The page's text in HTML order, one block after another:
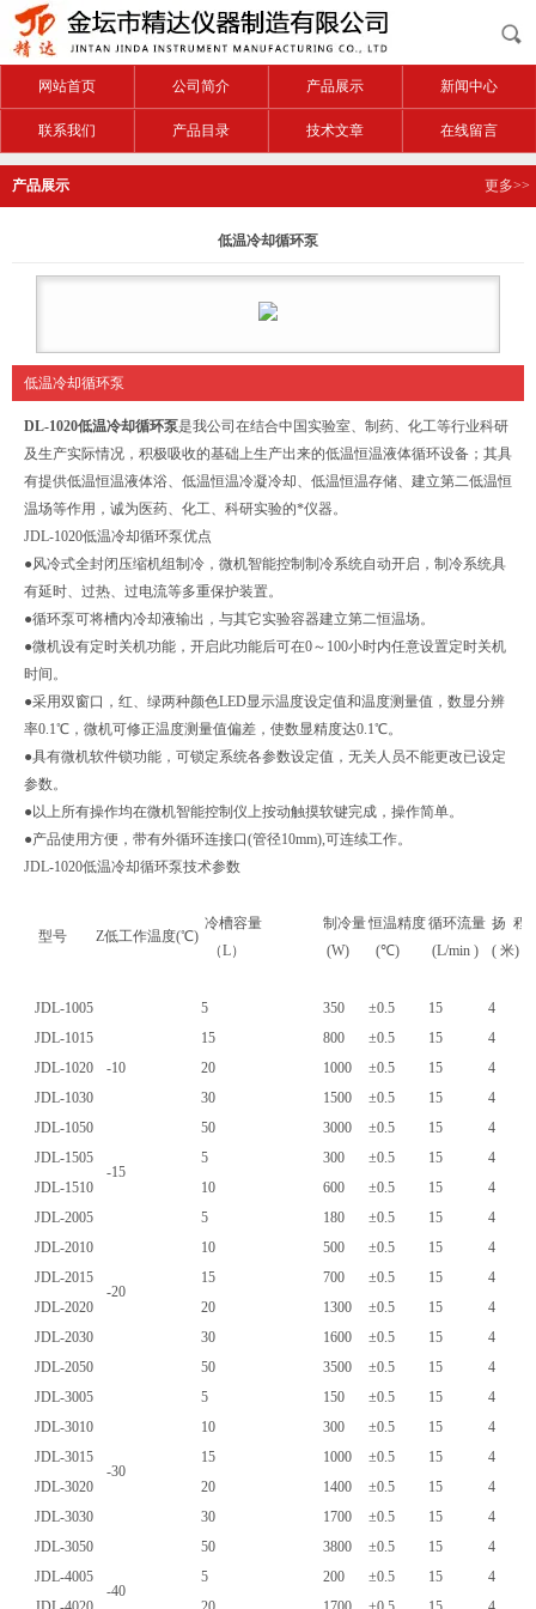
网站首页 公司简介 产品展示 新闻中心
联系我们 产品目录 技术文章 在线留言
产品展示 更多>>
低温冷却循环泵
低温冷却循环泵
DL-1020低温冷却循环泵是我公司在结合中国实验室、制药、化工等行业科研
及生产实际情况，积极吸收的基础上生产出来的低温恒温液体循环设备；其具
有提供低温恒温液体浴、低温恒温冷凝冷却、低温恒温存储、建立第二低温恒
温场等作用，诚为医药、化工、科研实验的*仪器。
JDL-1020低温冷却循环泵优点
●风冷式全封闭压缩机组制冷，微机智能控制制冷系统自动开启，制冷系统具
有延时、过热、过电流等多重保护装置。
●循环泵可将槽内冷却液输出，与其它实验容器建立第二恒温场。
●微机设有定时关机功能，开启此功能后可在0～100小时内任意设置定时关机
时间。
●采用双窗口，红、绿两种颜色LED显示温度设定值和温度测量值，数显分辨
率0.1℃，微机可修正温度测量值偏差，使数显精度达0.1℃。
●具有微机软件锁功能，可锁定系统各参数设定值，无关人员不能更改已设定
参数。
●以上所有操作均在微机智能控制仪上按动触摸软键完成，操作简单。
●产品使用方便，带有外循环连接口(管径10mm),可连续工作。
JDL-1020低温冷却循环泵技术参数
型号 Z低工作温度(℃)
冷槽容量
（L）
制冷量
(W)
恒温精度
(℃)
循环流量
(L/min )
扬 程
( 米)
JDL-1005
-10
5 350 ±0.5 15 4
JDL-1015
15 800 ±0.5 15 4
JDL-1020
20 1000 ±0.5 15 4
JDL-1030
30 1500 ±0.5 15 4
JDL-1050
50 3000 ±0.5 15 4
JDL-1505
-15
5 300 ±0.5 15 4
JDL-1510
10 600 ±0.5 15 4
JDL-2005
-20
5 180 ±0.5 15 4
JDL-2010
10 500 ±0.5 15 4
JDL-2015
15 700 ±0.5 15 4
JDL-2020
20 1300 ±0.5 15 4
JDL-2030
30 1600 ±0.5 15 4
JDL-2050
50 3500 ±0.5 15 4
JDL-3005
-30
5 150 ±0.5 15 4
JDL-3010
10 300 ±0.5 15 4
JDL-3015
15 1000 ±0.5 15 4
JDL-3020
20 1400 ±0.5 15 4
JDL-3030
30 1700 ±0.5 15 4
JDL-3050
50 3800 ±0.5 15 4
JDL-4005
-40
5 200 ±0.5 15 4